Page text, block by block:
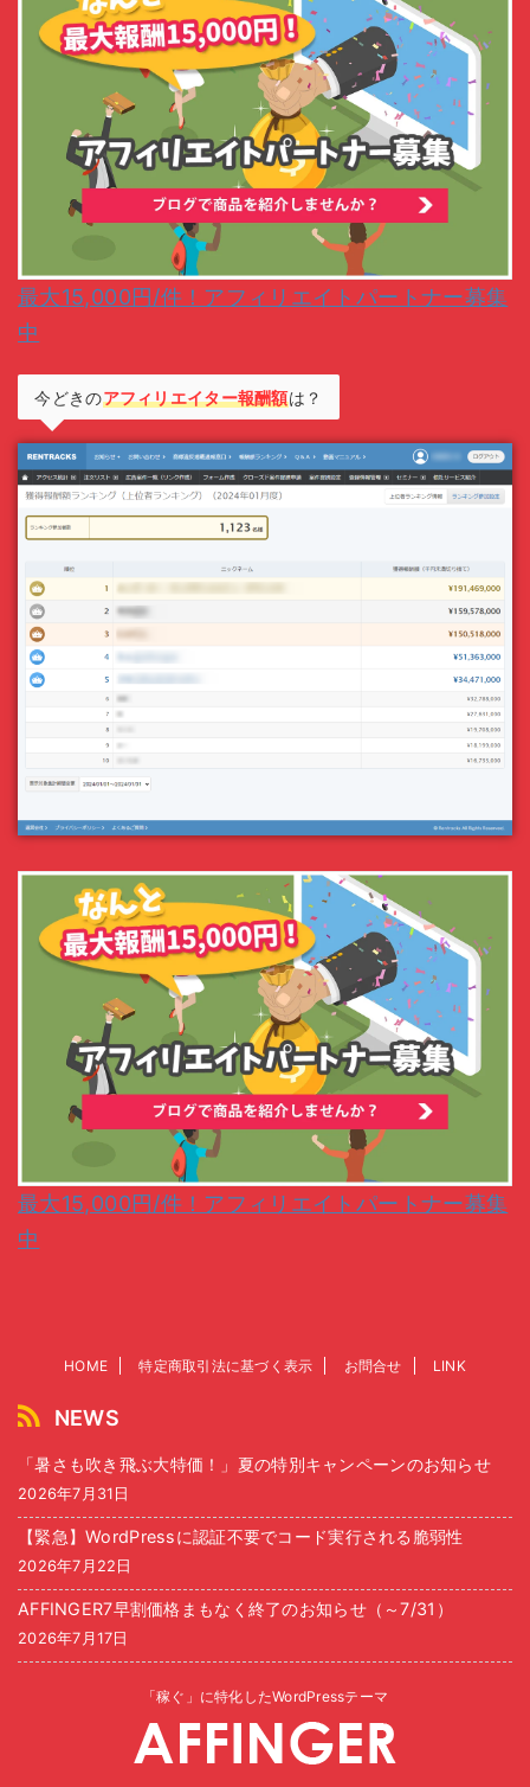
最大15,000円/件！アフィリエイトパートナー募集
中
今どきのアフィリエイター報酬額は？
最大15,000円/件！アフィリエイトパートナー募集
中
HOME 特定商取引法に基づく表示 お問合せ LINK
NEWS
「暑さも吹き飛ぶ大特価！」夏の特別キャンペーンのお知らせ
2026年7月31日
【緊急】WordPressに認証不要でコード実行される脆弱性
2026年7月22日
AFFINGER7早割価格まもなく終了のお知らせ（～7/31）
2026年7月17日
「稼ぐ」に特化したWordPressテーマ